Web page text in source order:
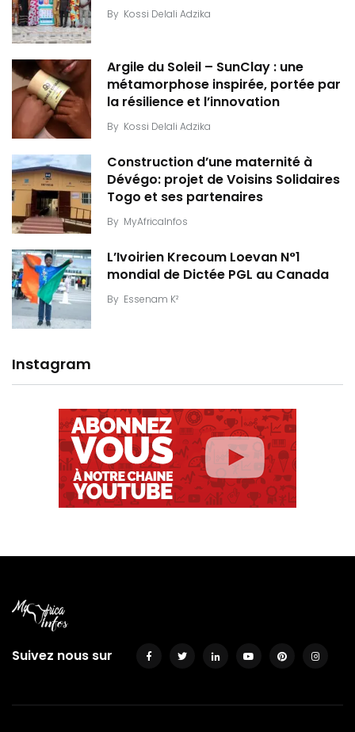
By Kossi Delali Adzika
Argile du Soleil – SunClay : une
métamorphose inspirée, portée par
la résilience et l’innovation
By Kossi Delali Adzika
Construction d’une maternité à
Dévégo: projet de Voisins Solidaires
Togo et ses partenaires
By MyAfricaInfos
L’Ivoirien Krecoum Loevan N°1
mondial de Dictée PGL au Canada
By Essenam K²
Instagram
Suivez nous sur